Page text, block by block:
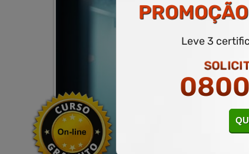
PROMOÇÃO
Leve 3